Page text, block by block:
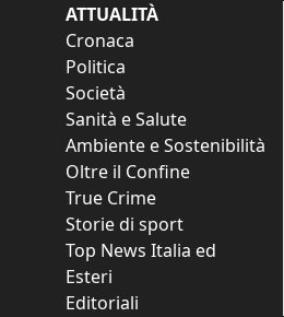
ATTUALITÀ
Cronaca
Politica
Società
Sanità e Salute
Ambiente e Sostenibilità
Oltre il Confine
True Crime
Storie di sport
Top News Italia ed
Esteri
Editoriali